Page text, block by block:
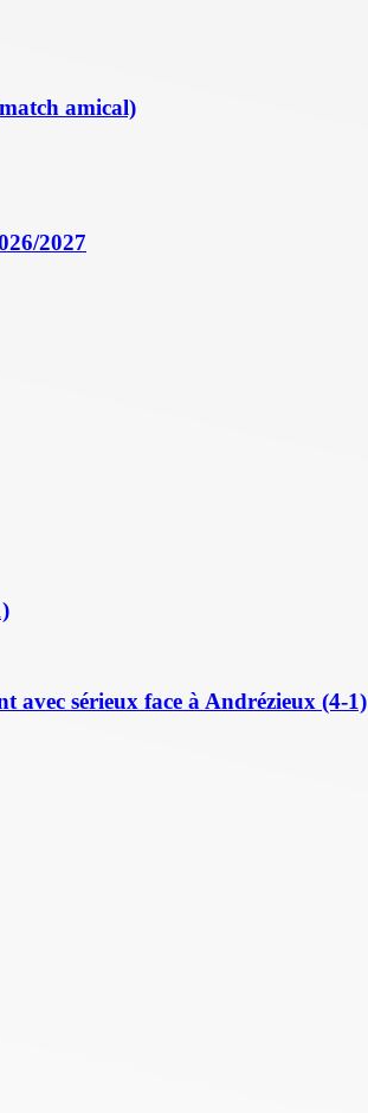
amical)
2027
avec sérieux face à Andrézieux (4-1)